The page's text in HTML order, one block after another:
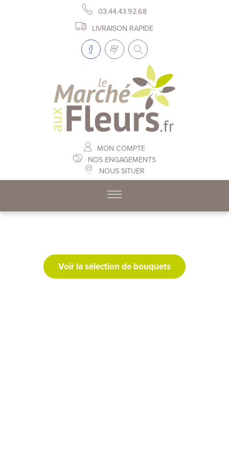
03.44.43.92.68
LIVRAISON RAPIDE
MON COMPTE
NOS ENGAGEMENTS
NOUS SITUER
Voir la sélection de bouquets